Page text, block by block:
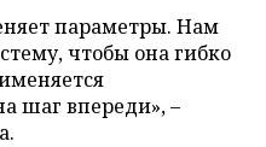
параметры. Нам
чтобы она гибко
шаг впереди», –